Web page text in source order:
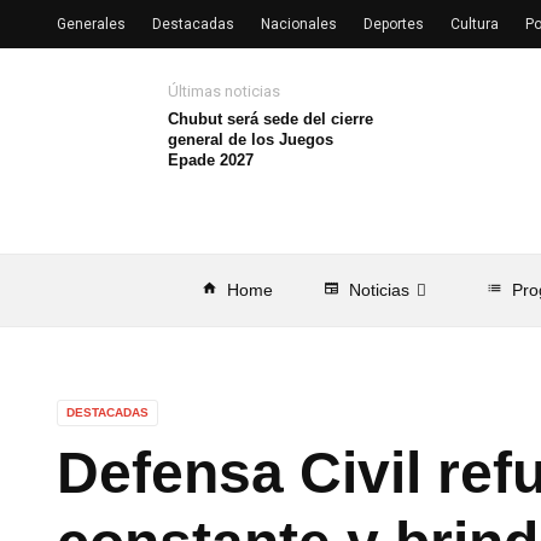
home Home newspaper Noticias list
Últimas noticias
Chubut será sede del cierre
general de los Juegos
Epade 2027
Generales Destacadas Nacionales Deportes Cultura
DESTACADAS
Defensa Civil